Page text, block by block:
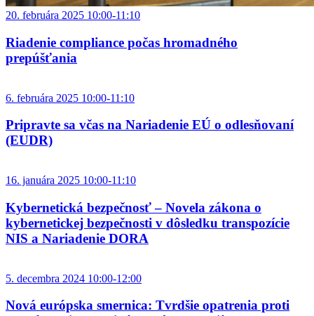
20. februára 2025 10:00-11:10
Riadenie compliance počas hromadného
prepúšťania
6. februára 2025 10:00-11:10
Pripravte sa včas na Nariadenie EÚ o odlesňovaní
(EUDR)
16. januára 2025 10:00-11:10
Kybernetická bezpečnosť – Novela zákona o
kybernetickej bezpečnosti v dôsledku transpozície
NIS a Nariadenie DORA
5. decembra 2024 10:00-12:00
Nová európska smernica: Tvrdšie opatrenia proti